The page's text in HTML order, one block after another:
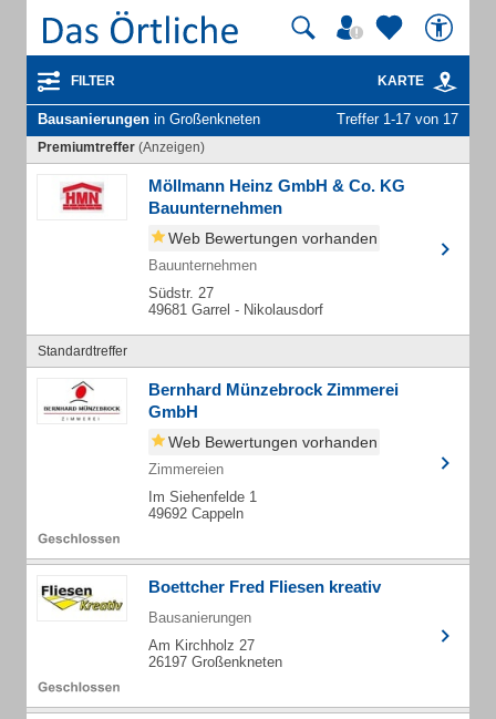
FILTER KARTE
Bausanierungen in Großenkneten Treffer 1-17 von 17
Premiumtreffer (Anzeigen)
Möllmann Heinz GmbH & Co. KG
Bauunternehmen
Web Bewertungen vorhanden
Bauunternehmen
Südstr. 27
49681 Garrel - Nikolausdorf
Standardtreffer
Bernhard Münzebrock Zimmerei
GmbH
Web Bewertungen vorhanden
Zimmereien
Im Siehenfelde 1
49692 Cappeln
Boettcher Fred Fliesen kreativ
Bausanierungen
Am Kirchholz 27
26197 Großenkneten